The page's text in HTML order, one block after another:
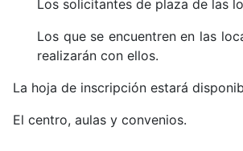
Los solicitantes de plaza de las
Los que se encuentren en las
realizarán con ellos.
La hoja de inscripción estará
El centro, aulas y convenios.